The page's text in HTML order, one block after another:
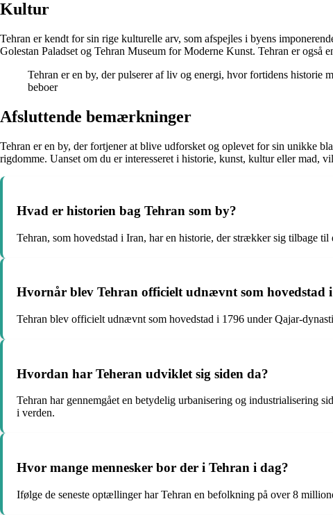
Kultur
Tehran er kendt for sin rige kulturelle arv, som afspejles i byens
Golestan Paladset og Tehran Museum for Moderne Kunst. Tehran er også
Tehran er en by, der pulserer af liv og energi, hvor fortidens historie
beboer
Afsluttende bemærkninger
Tehran er en by, der fortjener at blive udforsket og oplevet for sin unikke
rigdomme. Uanset om du er interesseret i historie, kunst, kultur eller mad,
Hvad er historien bag Tehran som by?
Tehran, som hovedstad i Iran, har en historie, der strækker sig tilbage
Hvornår blev Tehran officielt udnævnt som hovedstad
Tehran blev officielt udnævnt som hovedstad i 1796 under Qajar-
Hvordan har Teheran udviklet sig siden da?
Tehran har gennemgået en betydelig urbanisering og industrialisering
i verden.
Hvor mange mennesker bor der i Tehran i dag?
Ifølge de seneste optællinger har Tehran en befolkning på over 8